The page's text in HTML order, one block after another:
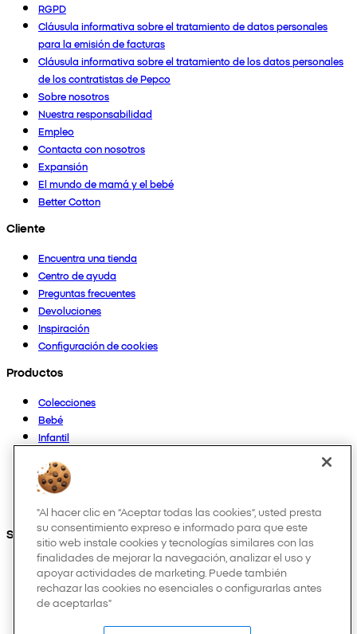
RGPD
Cláusula informativa sobre el tratamiento de datos personales
para la emisión de facturas
Cláusula informativa sobre el tratamiento de los datos personales
de los contratistas de Pepco
Sobre nosotros
Nuestra responsabilidad
Empleo
Contacta con nosotros
Expansión
El mundo de mamá y el bebé
Better Cotton
Cliente
Encuentra una tienda
Centro de ayuda
Preguntas frecuentes
Devoluciones
Inspiración
Configuración de cookies
Productos
Colecciones
Bebé
Infantil
Mujer
Hombre
Otros
Síguenos en:
"Al hacer clic en “Aceptar todas las cookies”, usted presta
su consentimiento expreso e informado para que este
sitio web instale cookies y tecnologías similares con las
finalidades de mejorar la navegación, analizar el uso y
apoyar actividades de marketing. Puede también
rechazar las cookies no esenciales o configurarlas antes
de aceptarlas"